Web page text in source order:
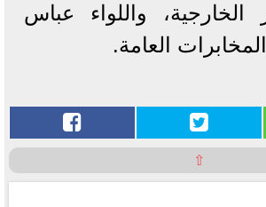
واللواء عباس
العامة.
⇧